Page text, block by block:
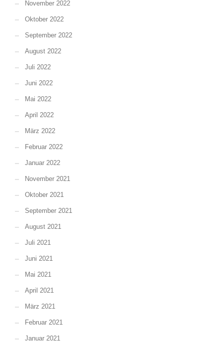
November 2022
Oktober 2022
September 2022
August 2022
Juli 2022
Juni 2022
Mai 2022
April 2022
März 2022
Februar 2022
Januar 2022
November 2021
Oktober 2021
September 2021
August 2021
Juli 2021
Juni 2021
Mai 2021
April 2021
März 2021
Februar 2021
Januar 2021